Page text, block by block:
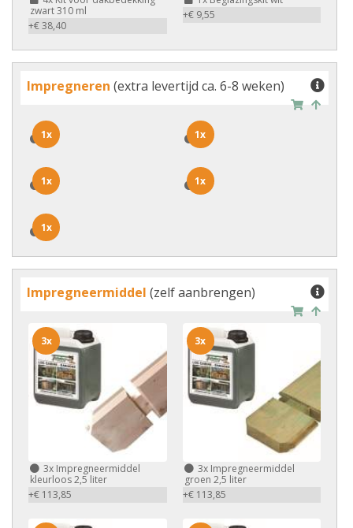
zwart 310 ml
+€ 38,40
+€ 9,55
Impregneren (extra levertijd ca. 6-8 weken)
1x
1x 1x
1x
1x
1x 1x
1x
1x
1x
Impregneermiddel (zelf aanbrengen)
3x Impregneermiddel
kleurloos 2,5 liter
+€ 113,85
3x
3xImpregneermiddel
groen 2,5 liter
+€ 113,85
3x